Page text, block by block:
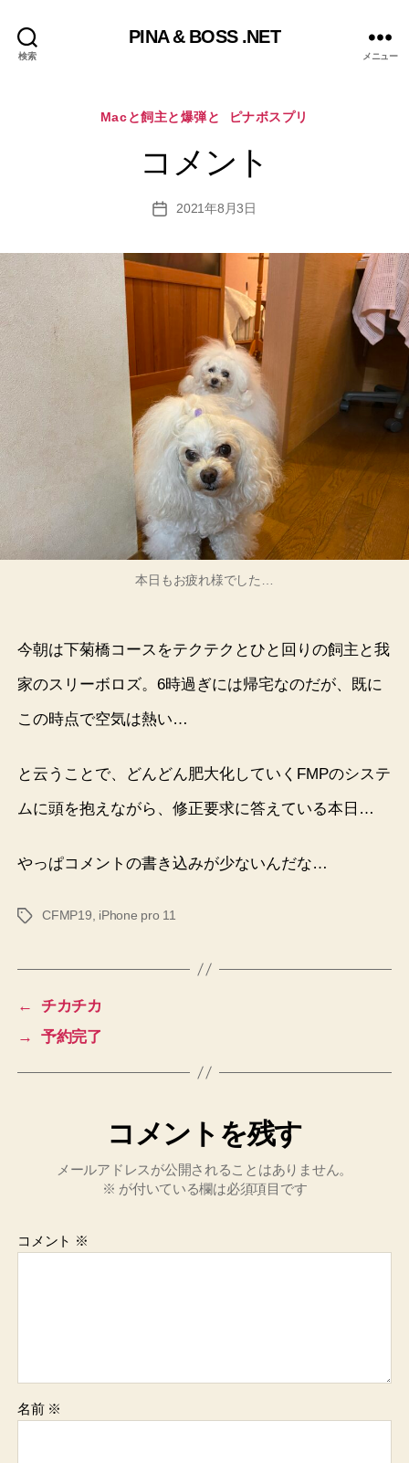
検索
PINA & BOSS .NET
メニュー
カ
ゴ
リ
Macと飼主と爆弾と ピナボスプリ
コメント
投
2021年8月3日
本日もお疲れ様でした…
今朝は下菊橋コースをテクテクとひと回りの飼主と我
家のスリーボロズ。6時過ぎには帰宅なのだが、既に
この時点で空気は熱い…
と云うことで、どんどん肥大化していくFMPのシステ
ムに頭を抱えながら、修正要求に答えている本日…
やっぱコメントの書き込みが少ないんだな…
タ
CFMP19, iPhone pro 11
←
チカチカ
→
予約完了
コメントを残す
メールアドレスが公開されることはありません。
※ が付いている欄は必須項目です
コメント ※
名前 ※